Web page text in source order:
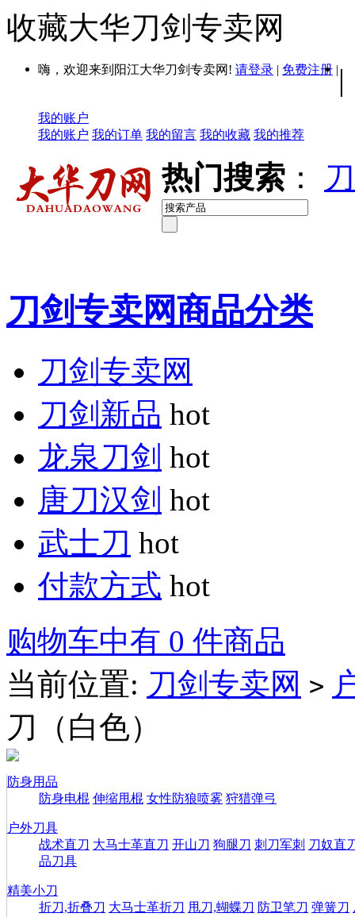
收藏大华刀剑专卖网
嗨，欢迎来到阳江大华刀剑专卖网! 请登录 | 免费注册 | |
我的账户
我的账户 我的订单 我的留言 我的收藏 我的推荐
热门搜索 ：
刀剑专卖网商品分类
刀剑专卖网
刀剑新品 hot
龙泉刀剑 hot
唐刀汉剑 hot
武士刀 hot
付款方式 hot
购物车中有 0 件商品
当前位置: 刀剑专卖网 >
刀（白色）
防身用品
防身电棍 伸缩甩棍 女性防狼喷雾 狩猎弹弓
户外刀具
战术直刀 大马士革直刀 开山刀 狗腿刀 刺刀军刺 刀奴直
品刀具
精美小刀
折刀,折叠刀 大马士革折刀 甩刀,蝴蝶刀 防卫笔刀 弹簧刀